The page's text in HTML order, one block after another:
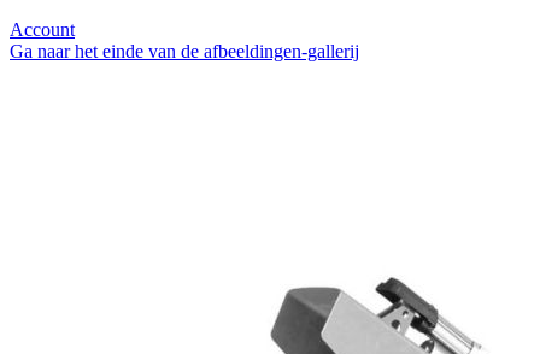
Account
Ga naar het einde van de afbeeldingen-gallerij